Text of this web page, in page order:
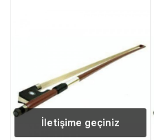
İletişime geçiniz